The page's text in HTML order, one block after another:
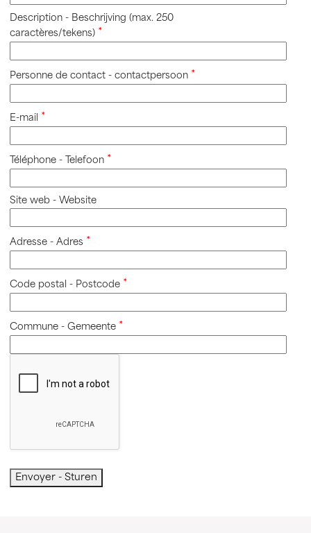
Description - Beschrijving (max. 250
caractères/tekens)
Personne de contact - contactpersoon
E-mail
Téléphone - Telefoon
Site web - Website
Adresse - Adres
Code postal - Postcode
Commune - Gemeente
Envoyer - Sturen